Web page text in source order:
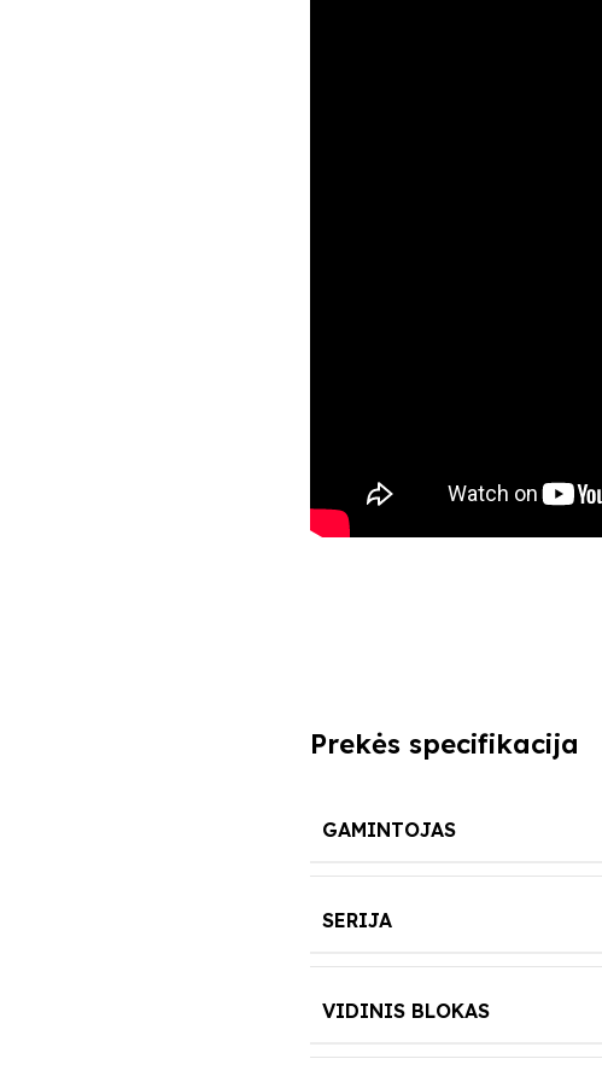
Prekės specifikacija
GAMINTOJAS
SERIJA
VIDINIS BLOKAS